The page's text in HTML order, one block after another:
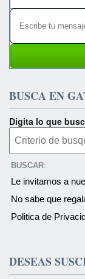
BUSCA EN
Digita lo que
BUSCAR:
Le invitamos a
No sabe que
Politica de
DESEAS